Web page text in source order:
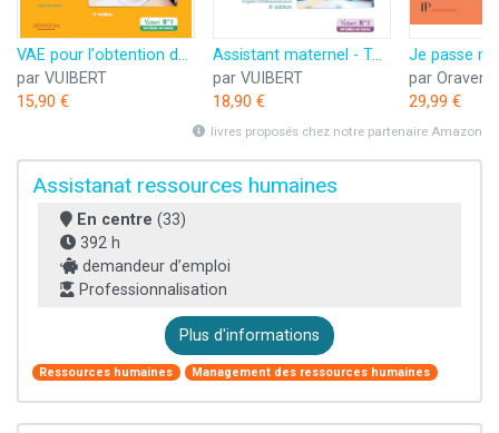
VAE pour l'obtention des DEES, DEASS, DEEJE - Préparation complète pour réussir sa formation - Éducateur spécialisé, Assistant de service social, Éducateur de jeunes enfants
par VUIBERT
15,90 €
Assistant maternel - Tout-en-un: Préparation complète pour réussir sa formation
par VUIBERT
18,90 €
par
29,99 €
livres proposés chez notre partenaire Amazon
Assistanat ressources humaines
En centre (33)
392 h
demandeur d’emploi
Professionnalisation
Plus d'informations
Ressources humaines Management des ressources humaines